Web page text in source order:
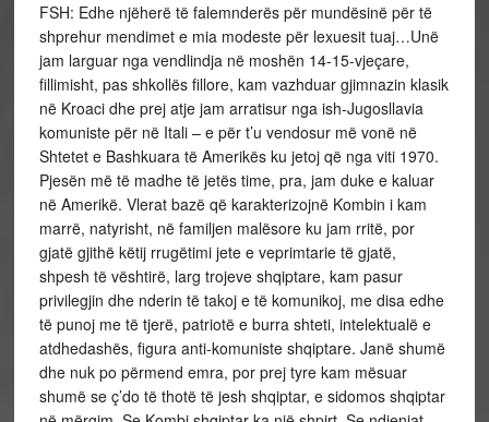
FSH: Edhe njëherë të falemnderës për mundësinë për të
shprehur mendimet e mia modeste për lexuesit tuaj…Unë
jam larguar nga vendlindja në moshën 14-15-vjeçare,
fillimisht, pas shkollës fillore, kam vazhduar gjimnazin klasik
në Kroaci dhe prej atje jam arratisur nga ish-Jugosllavia
komuniste për në Itali – e për t’u vendosur më vonë në
Shtetet e Bashkuara të Amerikës ku jetoj që nga viti 1970.
Pjesën më të madhe të jetës time, pra, jam duke e kaluar
në Amerikë. Vlerat bazë që karakterizojnë Kombin i kam
marrë, natyrisht, në familjen malësore ku jam rritë, por
gjatë gjithë këtij rrugëtimi jete e veprimtarie të gjatë,
shpesh të vështirë, larg trojeve shqiptare, kam pasur
privilegjin dhe nderin të takoj e të komunikoj, me disa edhe
të punoj me të tjerë, patriotë e burra shteti, intelektualë e
atdhedashës, figura anti-komuniste shqiptare. Janë shumë
dhe nuk po përmend emra, por prej tyre kam mësuar
shumë se ç’do të thotë të jesh shqiptar, e sidomos shqiptar